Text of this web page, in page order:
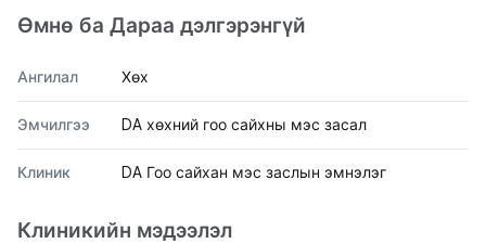
Өмнө ба Дараа дэлгэрэнгүй
Ангилал Хөх
Эмчилгээ DA хөхний гоо сайхны мэс засал
Клиник DA Гоо сайхан мэс заслын эмнэлэг
Клиникийн мэдээлэл